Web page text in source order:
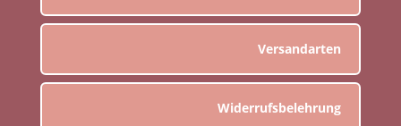
Versandarten
Widerrufsbelehrung